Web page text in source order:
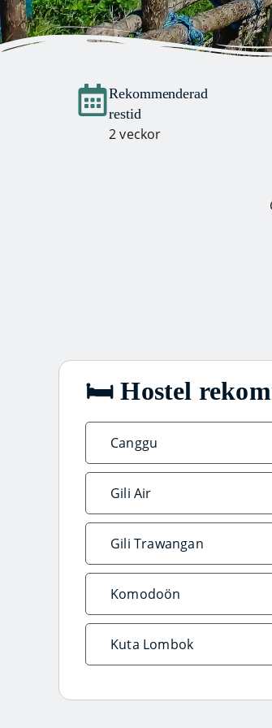
Rekommenderad
restid
2 veckor
🛏️ Hostel
Canggu
Gili Air
Gili Trawangan
Komodoön
Kuta Lombok